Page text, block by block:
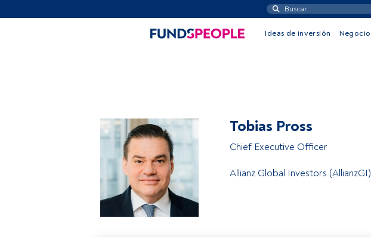
Ideas de inversión Negocio
Tobias Pross
Chief Executive Officer
Allianz Global Investors (AllianzGI)